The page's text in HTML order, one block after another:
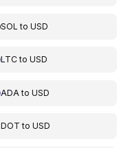
SOL toUSD
LTCtoUSD
ADA toUSD
DOT toUSD